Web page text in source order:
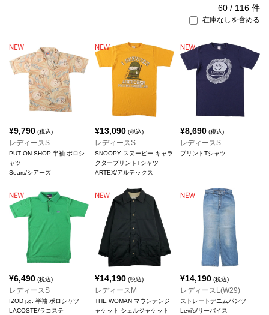
60 / 116 件
在庫なしを含める
¥9,790 (税込)
レディースS
PUT ON SHOP 半袖 ポロシ
ャツ
Sears/シアーズ
¥13,090(税込)
レディースS
SNOOPY スヌーピー キャラ
クタープリントTシャツ
ARTEX/アルテックス
¥8,690 (税込)
レディースS
プリントTシャツ
¥6,490 (税込)
レディースS
IZOD j.g. 半袖 ポロシャツ
LACOSTE/ラコステ
¥14,190(税込)
レディースM
THE WOMAN マウンテンジ
ャケット シェルジャケット
¥14,190 (税込)
レディースL(W29)
ストレートデニムパンツ
Levi's/リーバイス